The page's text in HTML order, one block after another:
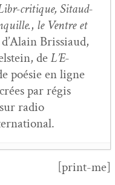
Libr-cri­tique, Sitaud­
, le Ven­tre et
Bris­si­aud,
deL’E­
poésie en ligne
par régis
radio
[print-me]